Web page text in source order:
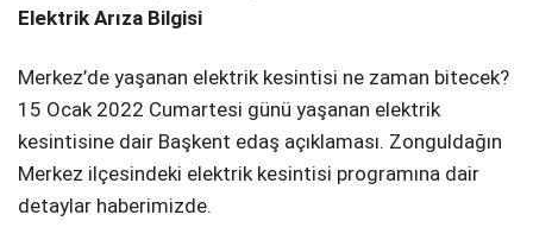
Elektrik Arıza Bilgisi
Merkez’de yaşanan elektrik kesintisi ne zaman bitecek?
15 Ocak 2022 Cumartesi günü yaşanan elektrik
kesintisine dair Başkent edaş açıklaması. Zonguldağın
Merkez ilçesindeki elektrik kesintisi programına dair
detaylar haberimizde.